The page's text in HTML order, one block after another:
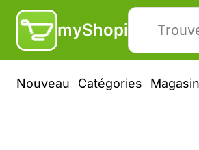
myShopi
Nouveau Catégories